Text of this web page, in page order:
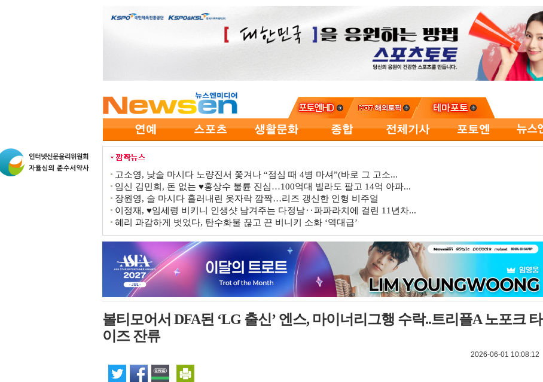
고소영, 낮술 마시다 노량진서 쫓겨나 “점심 때 4병 마셔”(바로 그 고소...
임신 김민희, 돈 없는 ♥홍상수 불륜 진심…100억대 빌라도 팔고 14억 아파...
장원영, 술 마시다 흘러내린 옷자락 깜짝…리즈 갱신한 인형 비주얼
이정재, ♥임세령 비키니 인생샷 남겨주는 다정남‥파파라치에 걸린 11년차...
혜리 과감하게 벗었다, 탄수화물 끊고 끈 비니키 소화 ‘역대급’
볼티모어서 DFA된 ‘LG 출신’ 엔스, 마이너리그행 수락..트리플A 노포크 타
이즈 잔류
2026-06-01 10:08:12